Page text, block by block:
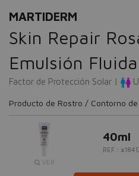
MARTIDERM
Skin Repair
Emulsión
Factor de Protección Solar |
Producto de Rostro / Contorno
VER
40ml
REF.: